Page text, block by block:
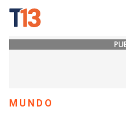
MUNDO